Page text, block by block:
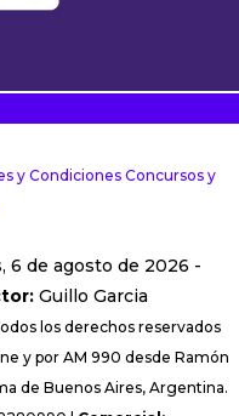
y Condiciones Concursos y
6 de agosto de 2026 -
Guillo Garcia
los derechos reservados
y por AM 990 desde Ramón
de Buenos Aires, Argentina.